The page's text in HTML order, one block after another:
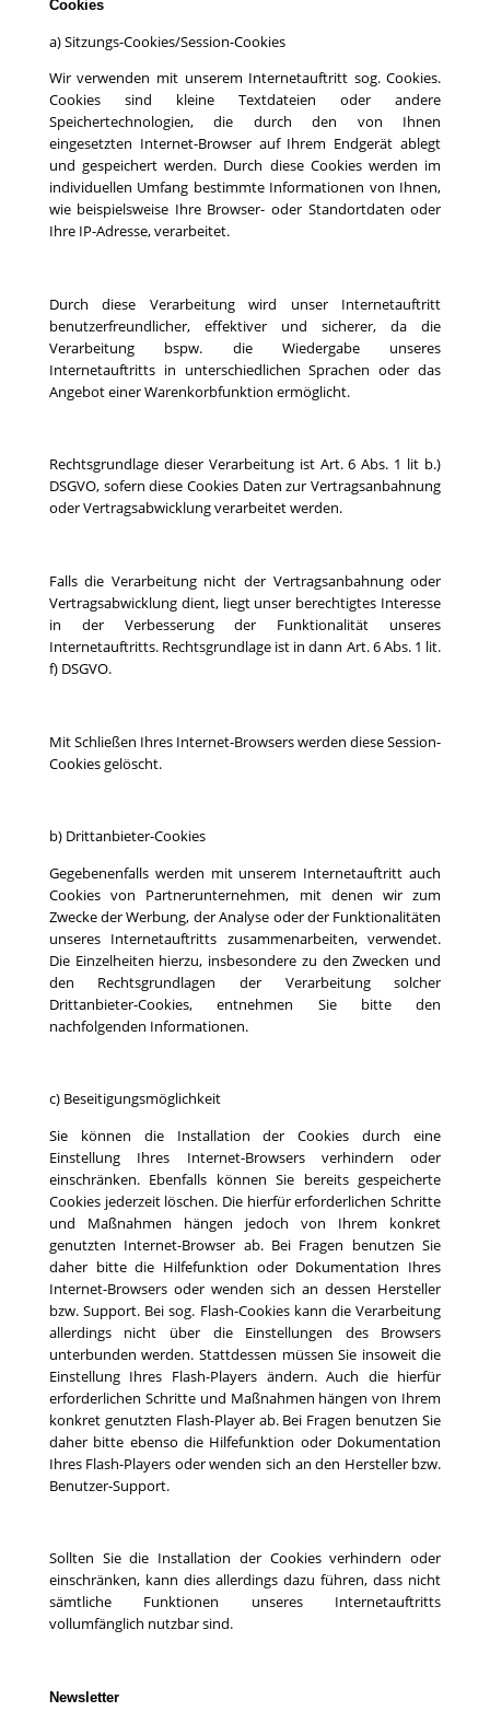
Cookies
a) Sitzungs-Cookies/Session-Cookies
Wir verwenden mit unserem Internetauftritt sog. Cookies.
Cookies sind kleine Textdateien oder andere
Speichertechnologien, die durch den von Ihnen
eingesetzten Internet-Browser auf Ihrem Endgerät ablegt
und gespeichert werden. Durch diese Cookies werden im
individuellen Umfang bestimmte Informationen von Ihnen,
wie beispielsweise Ihre Browser- oder Standortdaten oder
Ihre IP-Adresse, verarbeitet.
Durch diese Verarbeitung wird unser Internetauftritt
benutzerfreundlicher, effektiver und sicherer, da die
Verarbeitung bspw. die Wiedergabe unseres
Internetauftritts in unterschiedlichen Sprachen oder das
Angebot einer Warenkorbfunktion ermöglicht.
Rechtsgrundlage dieser Verarbeitung ist Art. 6 Abs. 1 lit b.)
DSGVO, sofern diese Cookies Daten zur Vertragsanbahnung
oder Vertragsabwicklung verarbeitet werden.
Falls die Verarbeitung nicht der Vertragsanbahnung oder
Vertragsabwicklung dient, liegt unser berechtigtes Interesse
in der Verbesserung der Funktionalität unseres
Internetauftritts. Rechtsgrundlage ist in dann Art. 6 Abs. 1 lit.
f) DSGVO.
Mit Schließen Ihres Internet-Browsers werden diese Session-
Cookies gelöscht.
b) Drittanbieter-Cookies
Gegebenenfalls werden mit unserem Internetauftritt auch
Cookies von Partnerunternehmen, mit denen wir zum
Zwecke der Werbung, der Analyse oder der Funktionalitäten
unseres Internetauftritts zusammenarbeiten, verwendet.
Die Einzelheiten hierzu, insbesondere zu den Zwecken und
den Rechtsgrundlagen der Verarbeitung solcher
Drittanbieter-Cookies, entnehmen Sie bitte den
nachfolgenden Informationen.
c) Beseitigungsmöglichkeit
Sie können die Installation der Cookies durch eine
Einstellung Ihres Internet-Browsers verhindern oder
einschränken. Ebenfalls können Sie bereits gespeicherte
Cookies jederzeit löschen. Die hierfür erforderlichen Schritte
und Maßnahmen hängen jedoch von Ihrem konkret
genutzten Internet-Browser ab. Bei Fragen benutzen Sie
daher bitte die Hilfefunktion oder Dokumentation Ihres
Internet-Browsers oder wenden sich an dessen Hersteller
bzw. Support. Bei sog. Flash-Cookies kann die Verarbeitung
allerdings nicht über die Einstellungen des Browsers
unterbunden werden. Stattdessen müssen Sie insoweit die
Einstellung Ihres Flash-Players ändern. Auch die hierfür
erforderlichen Schritte und Maßnahmen hängen von Ihrem
konkret genutzten Flash-Player ab. Bei Fragen benutzen Sie
daher bitte ebenso die Hilfefunktion oder Dokumentation
Ihres Flash-Players oder wenden sich an den Hersteller bzw.
Benutzer-Support.
Sollten Sie die Installation der Cookies verhindern oder
einschränken, kann dies allerdings dazu führen, dass nicht
sämtliche Funktionen unseres Internetauftritts
vollumfänglich nutzbar sind.
Newsletter